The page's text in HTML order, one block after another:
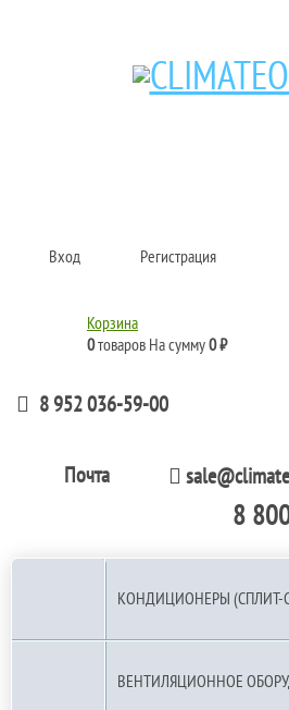
Кондиционеры и сплит-системы, газовые
Вход Регистрация
Корзина
0товаров На сумму0 ₽
8 952 036-59-00
Почта
8
КОНДИЦИОНЕРЫ (СПЛИТ-
ВЕНТИЛЯЦИОННОЕ